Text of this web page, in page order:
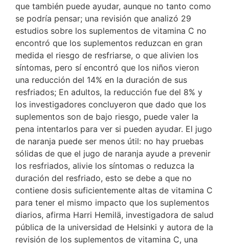
que también puede ayudar, aunque no tanto como
se podría pensar; una revisión que analizó 29
estudios sobre los suplementos de vitamina C no
encontró que los suplementos reduzcan en gran
medida el riesgo de resfriarse, o que alivien los
síntomas, pero sí encontró que los niños vieron
una reducción del 14% en la duración de sus
resfriados; En adultos, la reducción fue del 8% y
los investigadores concluyeron que dado que los
suplementos son de bajo riesgo, puede valer la
pena intentarlos para ver si pueden ayudar. El jugo
de naranja puede ser menos útil: no hay pruebas
sólidas de que el jugo de naranja ayude a prevenir
los resfriados, alivie los síntomas o reduzca la
duración del resfriado, esto se debe a que no
contiene dosis suficientemente altas de vitamina C
para tener el mismo impacto que los suplementos
diarios, afirma Harri Hemilä, investigadora de salud
pública de la universidad de Helsinki y autora de la
revisión de los suplementos de vitamina C, una